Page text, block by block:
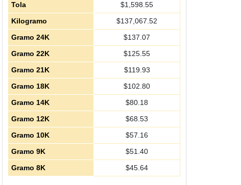
Tola
$1,598.55
Kilogramo
$137,067.52
Gramo 24K
$137.07
Gramo 22K
$125.55
Gramo 21K
$119.93
Gramo 18K
$102.80
Gramo 14K
$80.18
Gramo 12K
$68.53
Gramo 10K
$57.16
Gramo 9K
$51.40
Gramo 8K
$45.64